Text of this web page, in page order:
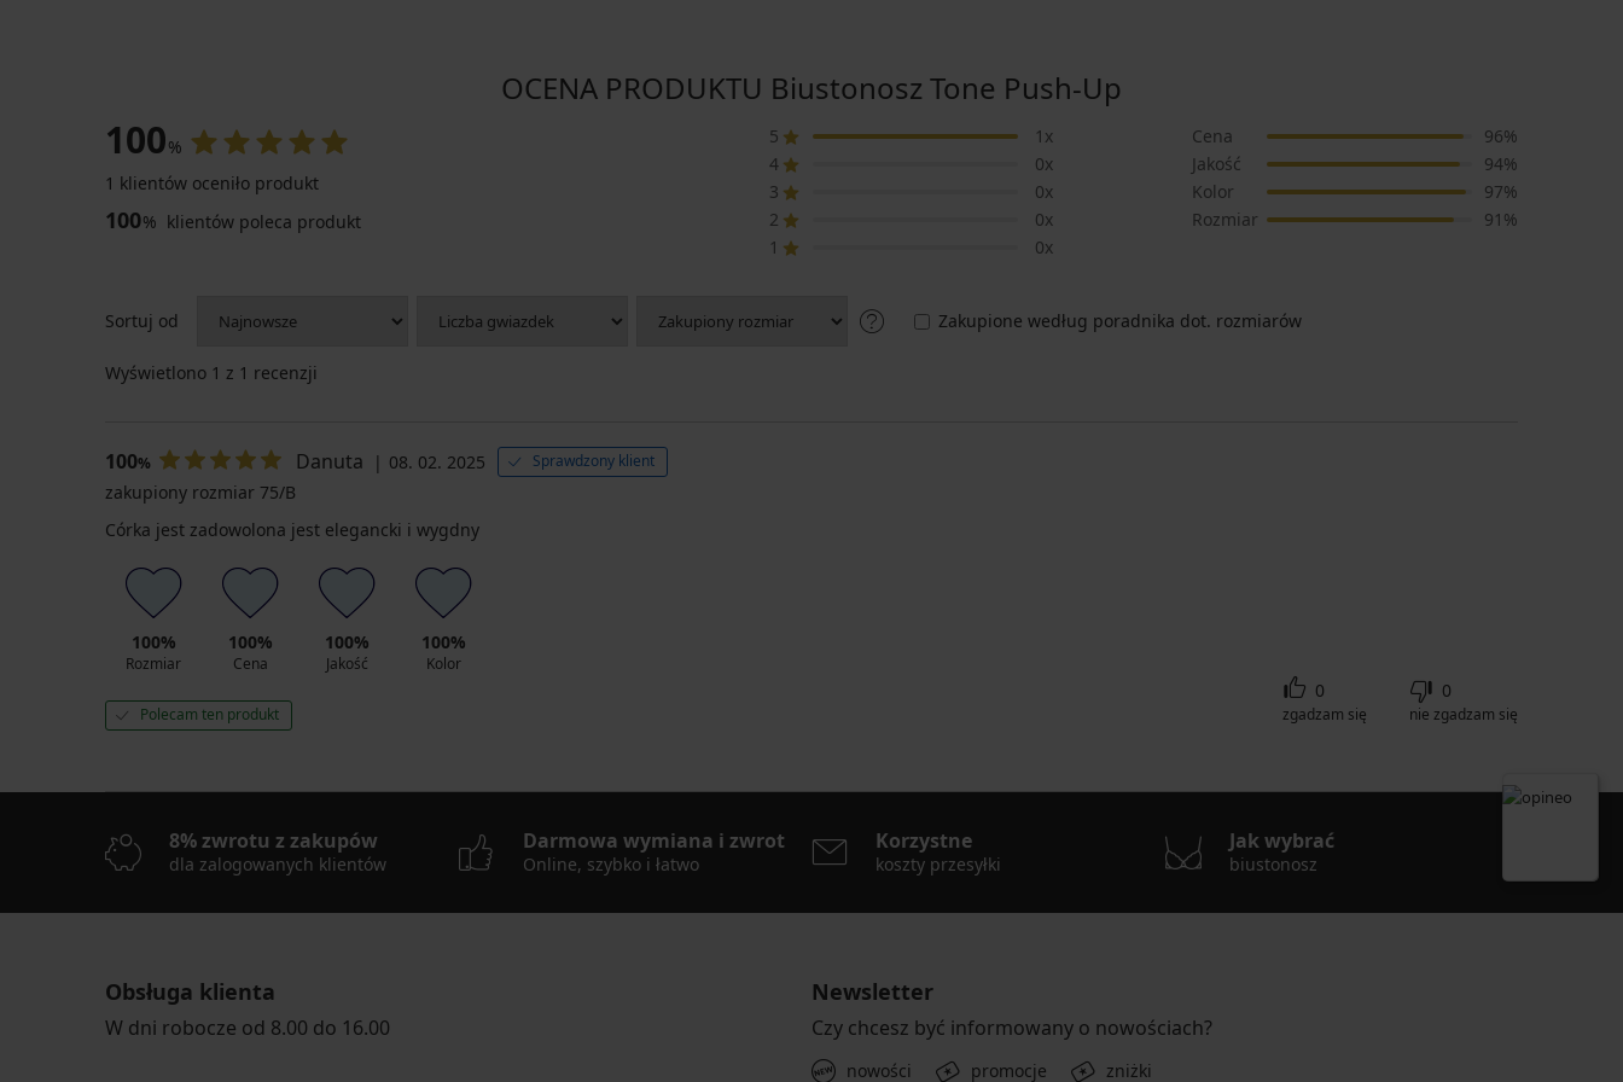
DEN
26,59
zł
37,99
OCENA PRODUKTU Biustonosz Tone Push-Up
100%
1 klientów oceniło produkt
100% klientów poleca produkt
5
1x
4
0x
3
0x
2
0x
1
0x
Cena
96%
Jakość
94%
Kolor
97%
Rozmiar
91%
Sortuj od Zakupione według poradnika dot. rozmiarów
Wyświetlono 1 z 1 recenzji
100% Danuta 08. 02. 2025 Sprawdzony klient
zakupiony rozmiar 75/B
Córka jest zadowolona jest elegancki i wygdny
100%
Rozmiar
100%
Cena
100%
Jakość
100%
Kolor
Polecam ten produkt
0
zgadzam się
0
nie zgadzam się
8% zwrotu z zakupów
dla zalogowanych klientów
Darmowa wymiana i zwrot
Online, szybko i łatwo
Korzystne
koszty przesyłki
Jak wybrać
biustonosz
Obsługa klienta
W dni robocze od 8.00 do 16.00
Newsletter
Czy chcesz być informowany o nowościach?
nowości promocje zniżki